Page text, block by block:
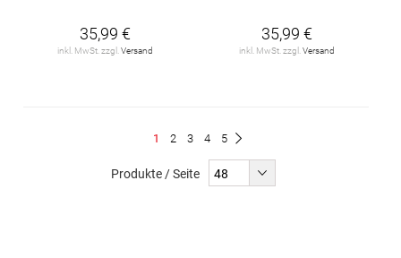
35,99 €
inkl. MwSt. zzgl. Versand
35,99 €
inkl. MwSt. zzgl. Versand
Du
1 Seite
2 Seite
3 Seite
4 Seite
5
Produkte / Seite